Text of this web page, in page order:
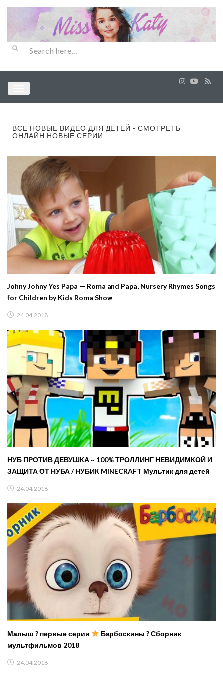
ВСЕ НОВЫЕ ВИДЕО ДЛЯ ДЕТЕЙ - СМОТРЕТЬ
ОНЛАЙН НОВЫЕ СЕРИИ
Johny Johny Yes Papa — Roma and Papa, Nursery Rhymes Songs
for Children by Kids Roma Show
24.04.2018
НУБ ПРОТИВ ДЕВУШКА ~ 100% ТРОЛЛИНГ НЕВИДИМКОЙ И
ЗАЩИТА ОТ НУБА / НУБИК MINECRAFT Мультик для детей
24.04.2018
Малыш ? первые серии
Барбоскины ? Сборник
мультфильмов 2018
24.04.2018